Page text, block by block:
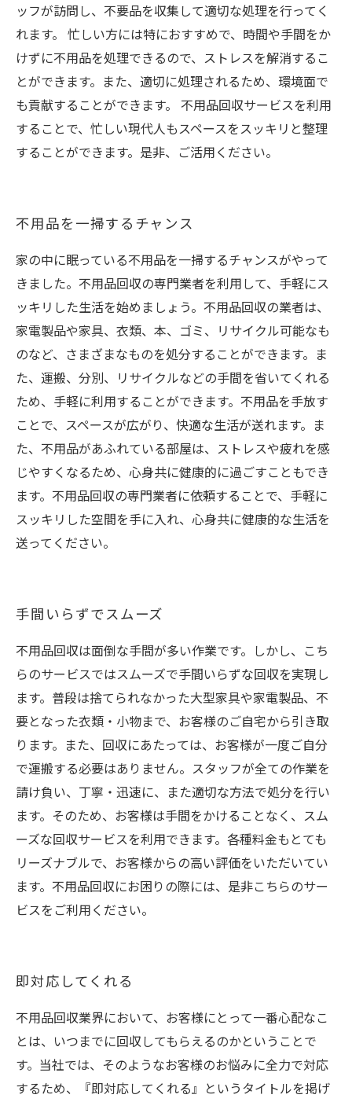
ッフが訪問し、不要品を収集して適切な処理を行ってく
れます。 忙しい方には特におすすめで、時間や手間をか
けずに不用品を処理できるので、ストレスを解消するこ
とができます。また、適切に処理されるため、環境面で
も貢献することができます。 不用品回収サービスを利用
することで、忙しい現代人もスペースをスッキリと整理
することができます。是非、ご活用ください。
不用品を一掃するチャンス
家の中に眠っている不用品を一掃するチャンスがやって
きました。不用品回収の専門業者を利用して、手軽にス
ッキリした生活を始めましょう。不用品回収の業者は、
家電製品や家具、衣類、本、ゴミ、リサイクル可能なも
のなど、さまざまなものを処分することができます。ま
た、運搬、分別、リサイクルなどの手間を省いてくれる
ため、手軽に利用することができます。不用品を手放す
ことで、スペースが広がり、快適な生活が送れます。ま
た、不用品があふれている部屋は、ストレスや疲れを感
じやすくなるため、心身共に健康的に過ごすこともでき
ます。不用品回収の専門業者に依頼することで、手軽に
スッキリした空間を手に入れ、心身共に健康的な生活を
送ってください。
手間いらずでスムーズ
不用品回収は面倒な手間が多い作業です。しかし、こち
らのサービスではスムーズで手間いらずな回収を実現し
ます。普段は捨てられなかった大型家具や家電製品、不
要となった衣類・小物まで、お客様のご自宅から引き取
ります。また、回収にあたっては、お客様が一度ご自分
で運搬する必要はありません。スタッフが全ての作業を
請け負い、丁寧・迅速に、また適切な方法で処分を行い
ます。そのため、お客様は手間をかけることなく、スム
ーズな回収サービスを利用できます。各種料金もとても
リーズナブルで、お客様からの高い評価をいただいてい
ます。不用品回収にお困りの際には、是非こちらのサー
ビスをご利用ください。
即対応してくれる
不用品回収業界において、お客様にとって一番心配なこ
とは、いつまでに回収してもらえるのかということで
す。当社では、そのようなお客様のお悩みに全力で対応
するため、『即対応してくれる』というタイトルを掲げ